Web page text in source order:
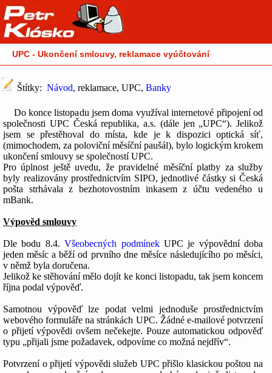
UPC - Ukončení smlouvy, reklamace vyúčtování
Štítky: Návod, reklamace, UPC, Banky
Do konce listopadu jsem doma využíval internetové připojení od
společnosti UPC Česká republika, a.s. (dále jen „UPC“). Jelikož
jsem se přestěhoval do místa, kde je k dispozici optická síť,
(mimochodem, za poloviční měsíční paušál), bylo logickým krokem
ukončení smlouvy se společností UPC.
Pro úplnost ještě uvedu, že pravidelné měsíční platby za služby
byly realizovány prostřednictvím SIPO, jednotlivé částky si Česká
pošta strhávala z bezhotovostním inkasem z účtu vedeného u
mBank.
Výpověd smlouvy
Dle bodu 8.4.Všeobecných podmínekUPC je výpovědní doba
jeden měsíc a běží od prvního dne měsíce následujícího po měsíci,
v němž byla doručena.
Jelikož ke stěhování mělo dojít ke konci listopadu, tak jsem koncem
října podal výpověď.
Samotnou výpověď lze podat velmi jednoduše prostřednictvím
webového formuláře na stránkách UPC. Žádné e-mailové potvrzení
o přijetí výpovědi ovšem nečekejte. Pouze automatickou odpověď
typu „přijali jsme požadavek, odpovíme co možná nejdřív“.
Potvrzení o přijetí výpovědi služeb UPC přišlo klasickou poštou na